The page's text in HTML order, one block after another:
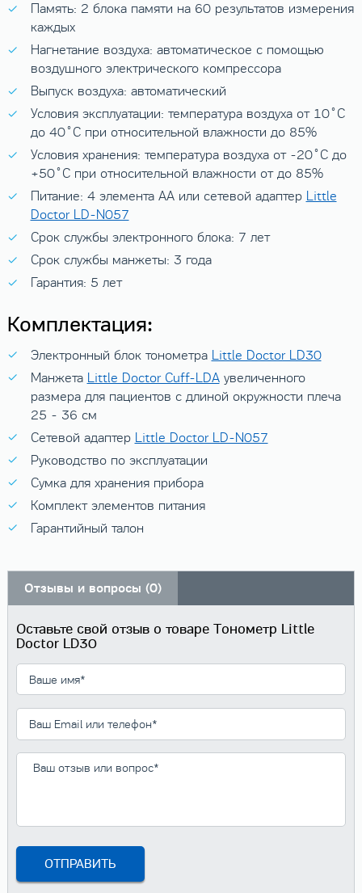
Память: 2 блока памяти на 60 результатов измерения
каждых
Нагнетание воздуха: автоматическое с помощью
воздушного электрического компрессора
Выпуск воздуха: автоматический
Условия эксплуатации: температура воздуха от 10˚C
до 40˚C при относительной влажности до 85%
Условия хранения: температура воздуха от -20˚C до
+50˚C при относительной влажности от до 85%
Питание: 4 элемента AA или сетевой адаптер Little
Doctor LD-N057
Срок службы электронного блока: 7 лет
Срок службы манжеты: 3 года
Гарантия: 5 лет
Комплектация:
Электронный блок тонометра Little Doctor LD30
Манжета Little Doctor Cuff-LDAувеличенного
размера для пациентов с длиной окружности плеча
25 - 36 см
Сетевой адаптер Little Doctor LD-N057
Руководство по эксплуатации
Сумка для хранения прибора
Комплект элементов питания
Гарантийный талон
Отзывы и вопросы (0)
Оставьте свой отзыв о товаре Тонометр Little
Doctor LD30